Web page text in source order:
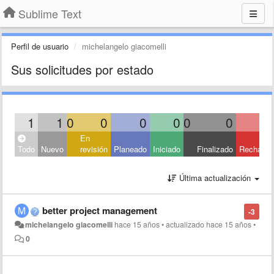
Sublime Text
Perfil de usuario michelangelo giacomelli
Sus solicitudes por estado
1 1 0 0 0 0 0 0
Todo Nuevo
En
revisión Planeado Iniciado Finalizado
Última actualización
-3
better project management
michelangelo giacomelli hace 15 años•actualizado hace 15 años•
0